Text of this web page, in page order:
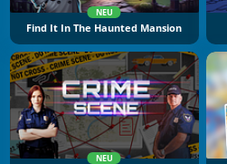
NEU
Find It In The Haunted Mansion
NEU